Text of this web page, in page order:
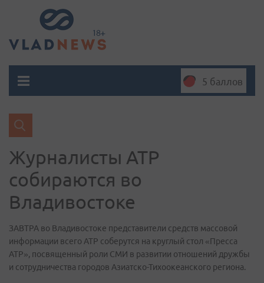
5 баллов
Журналисты АТР
собираются во
Владивостоке
ЗАВТРА во Владивостоке представители средств массовой
информации всего АТР соберутся на круглый стол «Пресса
АТР», посвященный роли СМИ в развитии отношений дружбы
и сотрудничества городов Азиатско-Тихоокеанского региона.